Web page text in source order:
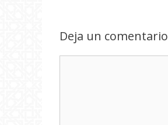
Deja un comentario